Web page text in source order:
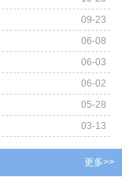
09-23
06-08
06-03
06-02
05-28
03-13
更多>>